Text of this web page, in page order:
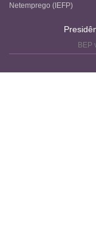
Netemprego (IEFP)
BEP